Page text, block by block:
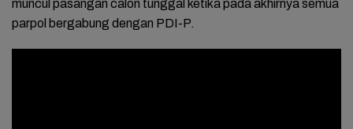
muncul pasangan calon tunggal ketika pada akhirnya semua
parpol bergabung dengan PDI-P.